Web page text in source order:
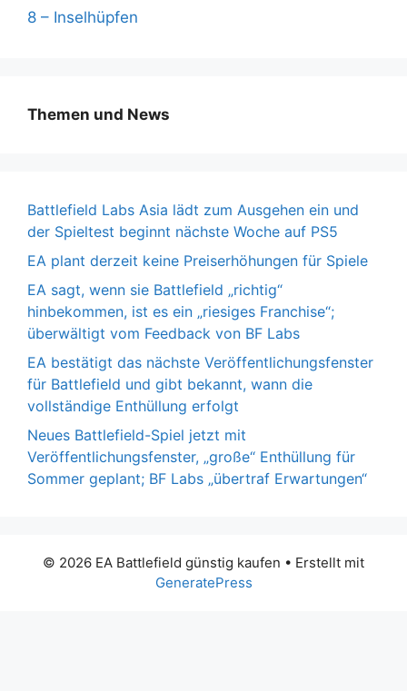
8 – Inselhüpfen
Themen und News
Battlefield Labs Asia lädt zum Ausgehen ein und
der Spieltest beginnt nächste Woche auf PS5
EA plant derzeit keine Preiserhöhungen für Spiele
EA sagt, wenn sie Battlefield „richtig“
hinbekommen, ist es ein „riesiges Franchise“;
überwältigt vom Feedback von BF Labs
EA bestätigt das nächste Veröffentlichungsfenster
für Battlefield und gibt bekannt, wann die
vollständige Enthüllung erfolgt
Neues Battlefield-Spiel jetzt mit
Veröffentlichungsfenster, „große“ Enthüllung für
Sommer geplant; BF Labs „übertraf Erwartungen“
© 2026 EA Battlefield günstig kaufen • Erstellt mit
GeneratePress